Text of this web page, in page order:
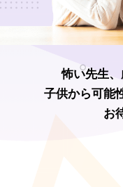
怖い先生、
子供から可能
お